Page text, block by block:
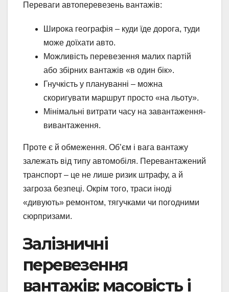
Переваги автоперевезень вантажів:
Широка географія – куди їде дорога, туди
може доїхати авто.
Можливість перевезення малих партій
або збірних вантажів «в один бік».
Гнучкість у плануванні – можна
скоригувати маршрут просто «на льоту».
Мінімальні витрати часу на завантаження-
вивантаження.
Проте є й обмеження. Об’єм і вага вантажу
залежать від типу автомобіля. Перевантажений
транспорт – це не лише ризик штрафу, а й
загроза безпеці. Окрім того, траси іноді
«дивують» ремонтом, тягучками чи погодними
сюрпризами.
Залізничні
перевезення
вантажів: масовість і